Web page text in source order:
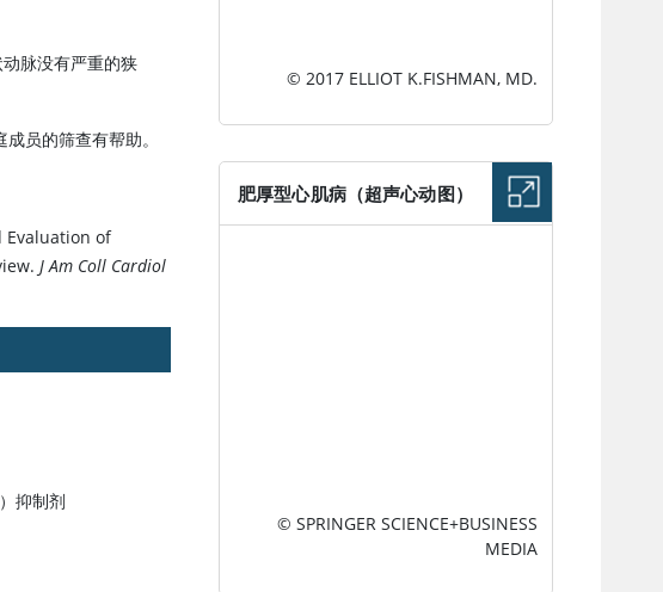
© 2017 ELLIOT K.FISHMAN, MD.
脉没有严重的狭
肥厚型心肌病（超声心动图）
© SPRINGER SCIENCE+BUSINESS
MEDIA
员的筛查有帮助。
Evaluation of
J Am Coll Cardiol
抑制剂